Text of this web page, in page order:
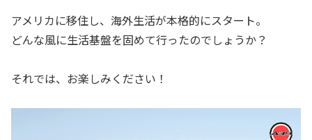
アメリカに移住し、海外生活が本格的にスタート。
どんな風に生活基盤を固めて行ったのでしょうか？
それでは、お楽しみください！